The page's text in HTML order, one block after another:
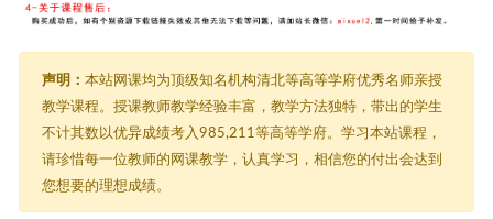
声明： 本站网课均为顶级知名机构清北等高等学府优秀名师亲授
教学课程。授课教师教学经验丰富，教学方法独特，带出的学生
不计其数以优异成绩考入985,211等高等学府。学习本站课程，
请珍惜每一位教师的网课教学，认真学习，相信您的付出会达到
您想要的理想成绩。